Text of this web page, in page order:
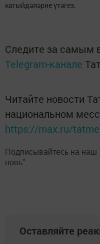
кагыйдәләрне үтәгез.
Следите за самым
Telegram-канале
Читайте новости
национальном
https://max.ru/
Подписывайтесь на наш
новь"
Оставляйте